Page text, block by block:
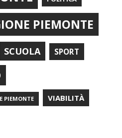
PIEMONTE
SCUOLA SPORT
PIEMONTE VIABILITÀ